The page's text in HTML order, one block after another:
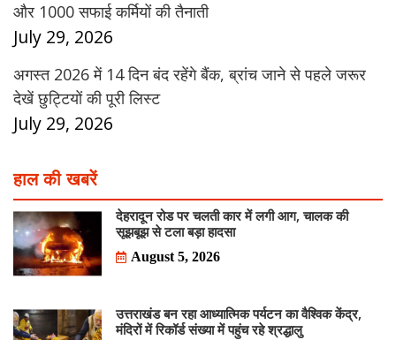
और 1000 सफाई कर्मियों की तैनाती
July 29, 2026
अगस्त 2026 में 14 दिन बंद रहेंगे बैंक, ब्रांच जाने से पहले जरूर
देखें छुट्टियों की पूरी लिस्ट
July 29, 2026
हाल की खबरें
देहरादून रोड पर चलती कार में लगी आग, चालक की
सूझबूझ से टला बड़ा हादसा
August 5, 2026
उत्तराखंड बन रहा आध्यात्मिक पर्यटन का वैश्विक केंद्र,
मंदिरों में रिकॉर्ड संख्या में पहुंच रहे श्रद्धालु